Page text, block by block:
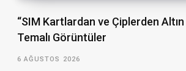
“SIM Kartlardan ve Çiplerden Altın
Temalı Görüntüler
6 AĞUSTOS 2026